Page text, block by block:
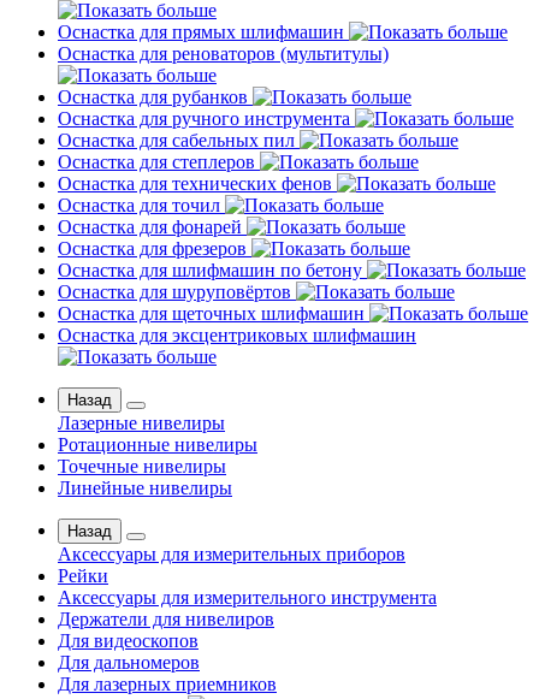
Оснастка для прямых шлифмашин
Оснастка для реноваторов (мультитулы)
Оснастка для рубанков
Оснастка для ручного инструмента
Оснастка для сабельных пил
Оснастка для степлеров
Оснастка для технических фенов
Оснастка для точил
Оснастка для фонарей
Оснастка для фрезеров
Оснастка для шлифмашин по бетону
Оснастка для шуруповёртов
Оснастка для щеточных шлифмашин
Оснастка для эксцентриковых шлифмашин
Назад
Лазерные нивелиры
Ротационные нивелиры
Точечные нивелиры
Линейные нивелиры
Назад
Аксессуары для измерительных приборов
Рейки
Аксессуары для измерительного инструмента
Держатели для нивелиров
Для видеоскопов
Для дальномеров
Для лазерных приемников